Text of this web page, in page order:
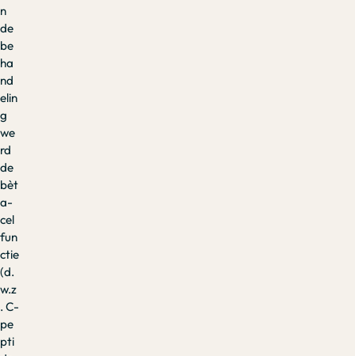
n
de
be
ha
nd
elin
g
we
rd
de
bèt
a-
cel
fun
ctie
(d.
w.z
. C-
pe
pti